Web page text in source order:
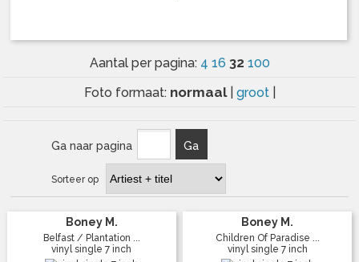
Aantal per pagina: 4 16 32 100
Foto formaat: normaal groot
Ga naar pagina Ga
Sorteer op
Boney M.
Belfast / Plantation ...
vinyl single 7 inch
Boney M.
Children Of Paradise ...
vinyl single 7 inch